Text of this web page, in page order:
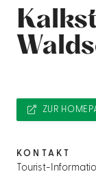
ZUR
KONTAKT
Tourist-